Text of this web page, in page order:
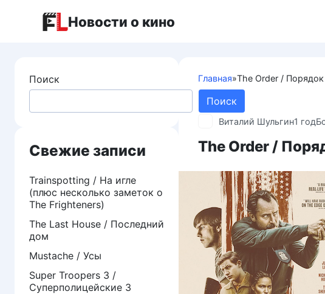
Новости о кино
Главная»The Order / Порядок
Виталий Шульгин1 год
The Order /
Поиск
Поиск
Свежие записи
Trainspotting / На игле
(плюс несколько заметок о
The Frighteners)
The Last House / Последний
дом
Mustache / Усы
Super Troopers 3 /
Суперполицейские 3